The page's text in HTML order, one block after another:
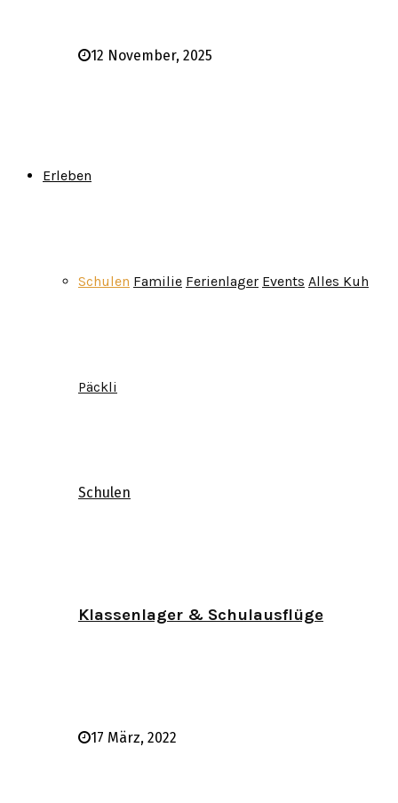
12 November, 2025
Erleben
Schulen Familie Ferienlager Events Alles Kuh
Päckli
Schulen
Klassenlager & Schulausflüge
17 März, 2022